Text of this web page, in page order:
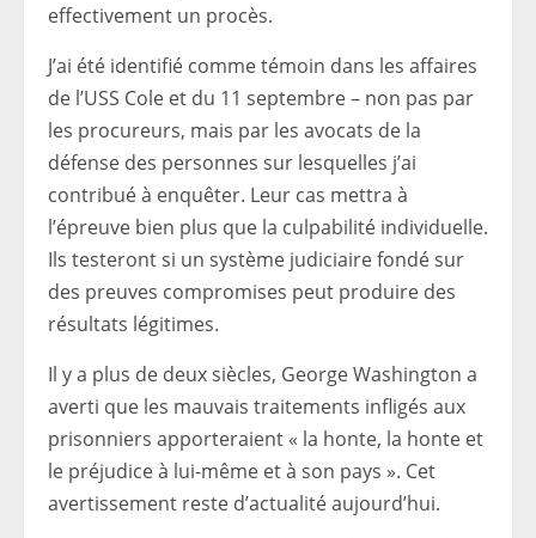
effectivement un procès.
J’ai été identifié comme témoin dans les affaires
de l’USS Cole et du 11 septembre – non pas par
les procureurs, mais par les avocats de la
défense des personnes sur lesquelles j’ai
contribué à enquêter. Leur cas mettra à
l’épreuve bien plus que la culpabilité individuelle.
Ils testeront si un système judiciaire fondé sur
des preuves compromises peut produire des
résultats légitimes.
Il y a plus de deux siècles, George Washington a
averti que les mauvais traitements infligés aux
prisonniers apporteraient « la honte, la honte et
le préjudice à lui-même et à son pays ». Cet
avertissement reste d’actualité aujourd’hui.